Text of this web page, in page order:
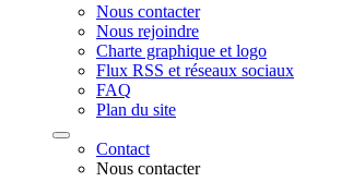
Nous contacter
Nous rejoindre
Charte graphique et logo
Flux RSS et réseaux sociaux
FAQ
Plan du site
Contact
Nous contacter